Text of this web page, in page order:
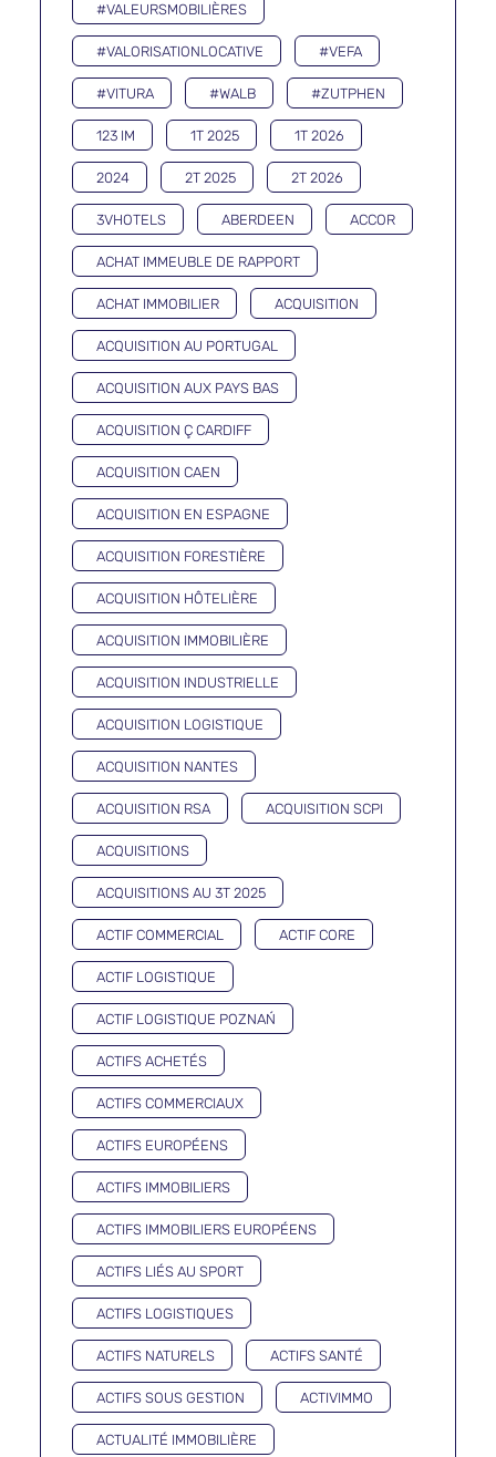
#VALEURSMOBILIÈRES
#VALORISATIONLOCATIVE #VEFA
#VITURA #WALB #ZUTPHEN
123 IM 1T 2025 1T 2026
2024 2T 2025 2T 2026
3VHOTELS ABERDEEN ACCOR
ACHAT IMMEUBLE DE RAPPORT
ACHAT IMMOBILIER ACQUISITION
ACQUISITION AU PORTUGAL
ACQUISITION AUX PAYS BAS
ACQUISITION Ç CARDIFF
ACQUISITION CAEN
ACQUISITION EN ESPAGNE
ACQUISITION FORESTIÈRE
ACQUISITION HÔTELIÈRE
ACQUISITION IMMOBILIÈRE
ACQUISITION INDUSTRIELLE
ACQUISITION LOGISTIQUE
ACQUISITION NANTES
ACQUISITION RSA ACQUISITION SCPI
ACQUISITIONS
ACQUISITIONS AU 3T 2025
ACTIF COMMERCIAL ACTIF CORE
ACTIF LOGISTIQUE
ACTIF LOGISTIQUE POZNAŃ
ACTIFS ACHETÉS
ACTIFS COMMERCIAUX
ACTIFS EUROPÉENS
ACTIFS IMMOBILIERS
ACTIFS IMMOBILIERS EUROPÉENS
ACTIFS LIÉS AU SPORT
ACTIFS LOGISTIQUES
ACTIFS NATURELS ACTIFS SANTÉ
ACTIFS SOUS GESTION ACTIVIMMO
ACTUALITÉ IMMOBILIÈRE